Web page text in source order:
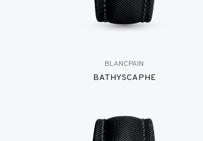
BLANCPAIN
BATHYSCAPHE